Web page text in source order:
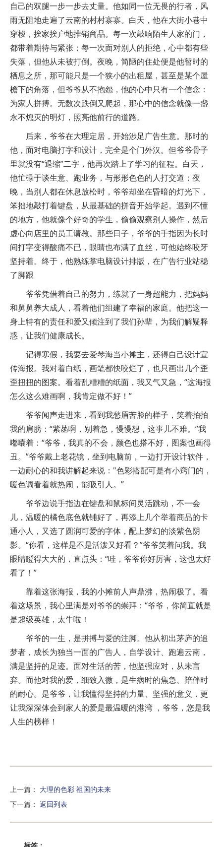
自己的双腿一步一步去丈量。他如同一位无畏的行者，风
雨无阻地走遍了云南的村村寨寨。白天，他在大街小巷中
穿梭，挨家挨户地推销商品。每一次敲响陌生人家的门，
都带着期待与紧张；每一次面对别人的拒绝，心中都有些
失落，但他从未被打倒。夜晚，简陋的住处便是他暂时的
栖息之所，那可能只是一个狭小的出租屋，甚至是某个屋
檐下的角落，但爷爷从不抱怨，他的心中只有一个信念：
为家人拼搏。无数次跌倒又爬起，那心中的信念就像一盏
永不熄灭的明灯，照亮他前行的道路。
后来，爷爷在大理定居，开始涉足广告生意。那时的
他，面对电脑打字和设计，完全是个门外汉。但爷爷骨子
里就没有“退缩”二字，他再次踏上了学习的征程。白天，
他忙碌于谈生意、跑业务，与形形色色的人打交道；夜
晚，当别人都在休息放松时，爷爷却坐在昏暗的灯光下，
笨拙地敲打着键盘，从最基础的拼音开始学起。遇到不懂
的地方，他就像个好奇的学生，偷偷观察别人操作，然后
虚心向店里的员工请教。那些日子，爷爷的手指因为长时
间打字变得酸痛不已，眼睛也布满了血丝，可他始终咬牙
坚持着。终于，他熟练掌电脑设计排版，在广告行业站稳
了脚跟
爷爷凭借着自己的努力，练就了一身超能力，把妈妈
和舅舅养大成人，看着他们组建了幸福的家庭。他把这一
身上特有的责任和爱又倾注到了我们孙辈，为我们解疑释
惑，让我们健康成长。
记得寒假，我要去爱琴海当小摊主，还得自己设计宣
传海报。我对着白纸，画笔都快咬烂了，也只画出几个歪
歪扭扭的图案。看着乱糟糟的纸面，我又气又急，“这海报
怎么这么难画啊，我肯定做不好！”
爷爷闻声走进来，看到我愁眉苦脸的样子，笑着拍拍
我的肩膀：“紫菡啊，别着急，慢慢想，这事儿不难。”我
嘟囔着：“爷爷，我真的不会，颜色也搭不好，图案也画得
丑。”爷爷戴上老花镜，坐到电脑前，一边打开设计软件，
一边耐心的和我讲解起来说："色彩搭配可是有小窍门的，
暖色调看着就热闹，能吸引人。”
爷爷边说手指边在键盘和鼠标间灵活跳动，不一会
儿，温暖的橘色底色就铺好了，再添上几个举着商品的卡
通小人，又选了圆润可爱的字体，配上梦幻的淡紫色阴
影。“你看，这样是不是活泼又好看？”爷爷笑着问我。我
眼睛瞪得大大的，直点头：“哇，爷爷你好厉害，这也太好
看了！”
靠着这张海报，我的小摊前人声鼎沸，热闹极了。看
着这场景，我心里满是对爷爷的崇拜：“爷爷，你简直就是
是超级英雄，太牛啦！
爷爷的一生，是拼搏与爱的注脚。他从初出茅庐的追
梦者，成长为独当一面的广告人，自学设计、跑遍云南，
满是坚持的足迹。面对生活的苦，他坚强应对，从未言
弃。而他对我的爱，细致入微，是生病时的焦急、陪伴时
的耐心。是爷爷，让我懂得坚持的力量、坚强的意义，更
让我深深体会到家人的爱是最温暖的港湾 ，爷爷，您是我
人生的榜样！
上一篇 ： 大理的色彩 祖国的未来
下一篇 ： 返回列表